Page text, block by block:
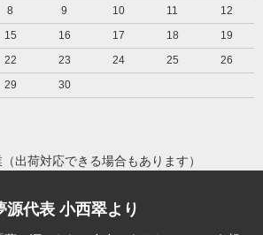
8 9 10 11
12
15 16 17 18
19
22 23 24 25
26
29 30
出荷対応できる場合もあります）
源代表 小西翠より